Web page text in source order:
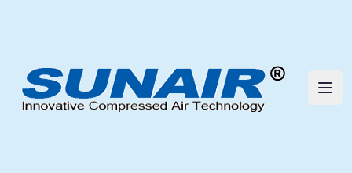
三艾流体技术（深圳）有限公司 |
打